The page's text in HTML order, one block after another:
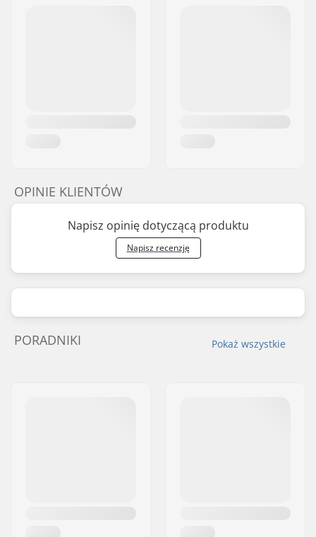
OPINIE KLIENTÓW
Napisz opinię dotyczącą produktu
Napisz recenzję
Pokaż wszystkie
PORADNIKI